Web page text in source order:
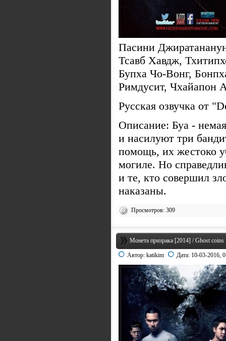
Пасини
Тсавб Хавдж,
Бупха Чо-Вонг,
Римдусит, Чхайапон
Русская озвучка от
Описание: Буа -
и насилуют три
помощь, их жестоко
могиле. Но
и те, кто совершил
наказаны.
Просмотров: 309
Монета призрака [2014] / Ghost coins
Автор: katikim Дата: 10-03-2016,